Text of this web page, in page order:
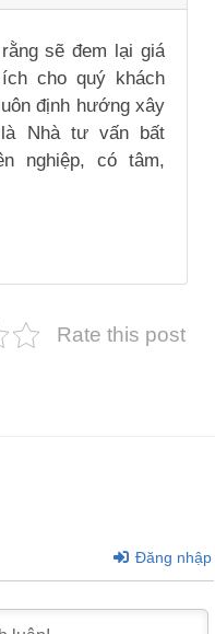
sẽ đem lại giá
cho quý khách
định hướng xây
Nhà tư vấn bất
nghiệp, có tâm,
Rate this post
Đăng nhập